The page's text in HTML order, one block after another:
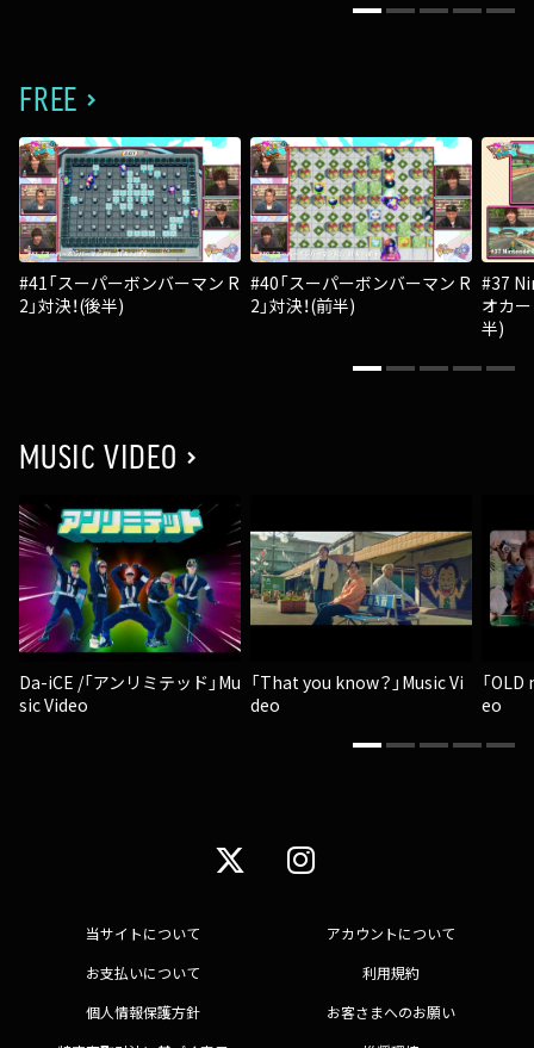
FREE
#41「スーパーボンバーマン R
2」対決！(後半)
#40「スーパーボンバーマン R
2」対決！(前半)
#37
オカー
半)
MUSIC VIDEO
Da-iCE /「アンリミテッド」Mu
sic Video
「That you know？」Music Vi
deo
「
eo
当サイトについて
アカウントについて
お支払いについて
利用規約
個人情報保護方針
お客さまへのお願い